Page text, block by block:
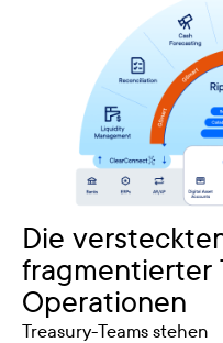
Die
fragmentierter
Operationen
Treasury-Teams stehen